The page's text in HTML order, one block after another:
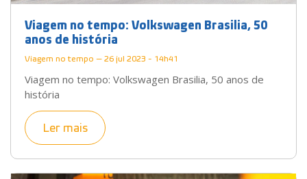
Viagem no tempo: Volkswagen Brasilia, 50
anos de história
Viagem no tempo — 26 jul 2023 - 14h41
Viagem no tempo: Volkswagen Brasilia, 50 anos de
história
Ler mais